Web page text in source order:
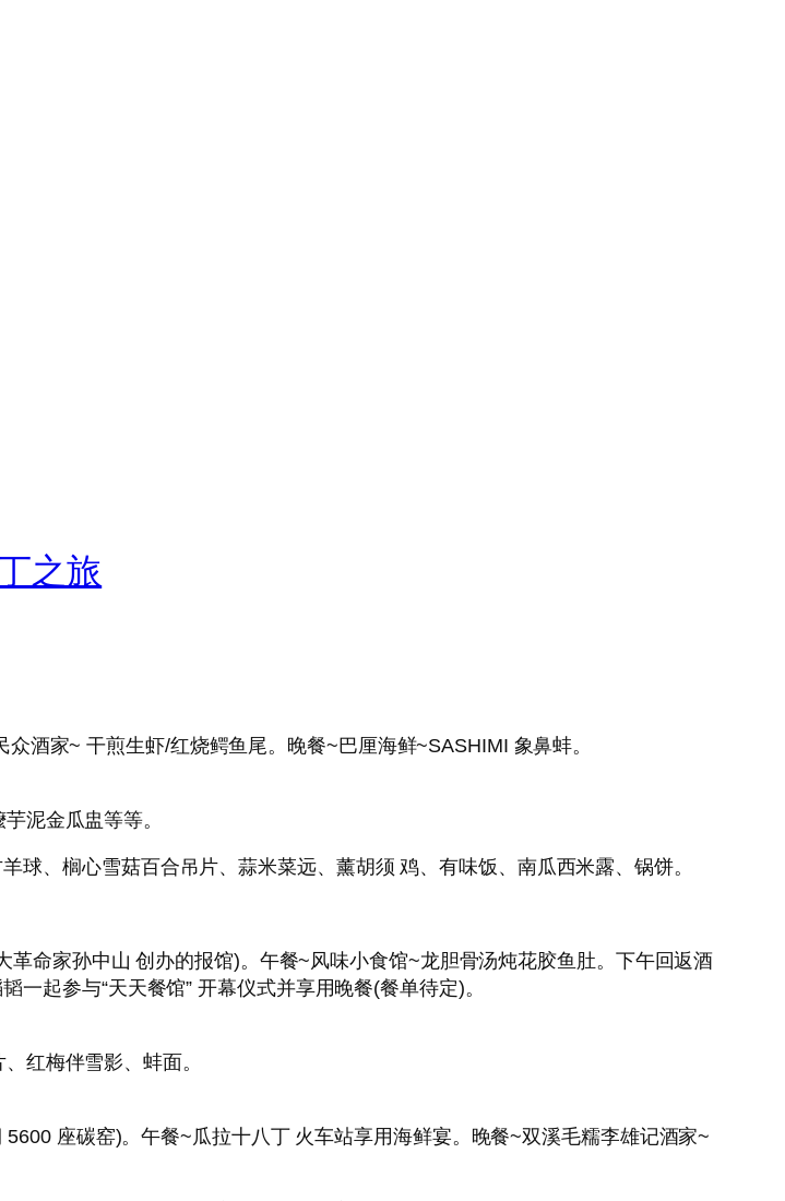
之旅
酒家~ 干煎生虾/红烧鳄鱼尾。晚餐~巴厘海鲜~SASHIMI 象鼻蚌。
泥金瓜盅等等。
、榈心雪菇百合吊片、蒜米菜远、薰胡须 鸡、有味饭、南瓜西米露、锅饼。
命家孙中山 创办的报馆)。午餐~风味小食馆~龙胆骨汤炖花胶鱼肚。下午回返酒
起参与“天天餐馆” 开幕仪式并享用晚餐(餐单待定)。
红梅伴雪影、蚌面。
座碳窑)。午餐~瓜拉十八丁 火车站享用海鲜宴。晚餐~双溪毛糯李雄记酒家~